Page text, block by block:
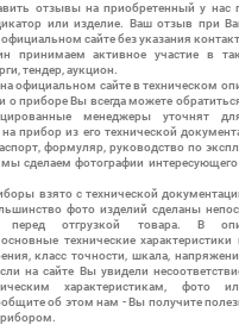
отзывы на приобретенный у нас
или изделие. Ваш отзыв при
сайте без указания
принимаем активное участие в
тендер, аукцион.
на официальном сайте в техническом
о приборе Вы всегда можете
менеджеры уточнят
на прибор из его технической
формуляр, руководство по
сделаем фотографии интересующего
взято с технической
фото изделий сделаны
перед отгрузкой товара. В
технические
класс точности, шкала,
на сайте Вы увидели
характеристикам, фото
об этом нам - Вы получите